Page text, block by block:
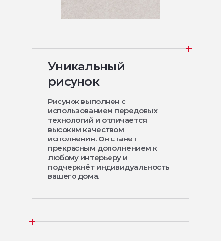
Уникальный
рисунок
Рисунок выполнен с
использованием передовых
технологий и отличается
высоким качеством
исполнения. Он станет
прекрасным дополнением к
любому интерьеру и
подчеркнёт индивидуальность
вашего дома.